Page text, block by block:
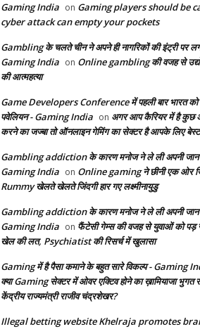
Gaming India on Gaming players should be
cyber attack can empty your pockets
Gambling के चलते चीन ने अपने ही नागरिकों की इंट्री पर
Gaming India on Online gambling की वजह से
की आत्महत्या
Game Developers Conference में पहली बार भारत को
पवेलियन - Gaming India on अगर आप कैरियर में है कुछ
करने का जज्बा तो ऑनलाइन गेमिंग का सेक्टर है आपके लिए
Gambling addiction के कारण मनोज ने ले ली अपनी
Gaming India on Online gaming ने छीनी एक ओर
Rummy खेलते खेलते जिंदगी हार गए लक्ष्मीनायुडु
Gambling addiction के कारण मनोज ने ले ली अपनी
Gaming India on फैंटेसी गेम्स की वजह से युवाओं को पड़
खेल की लत, Psychiatist की रिसर्च में खुलासा
Gaming में है पैसा कमाने के बहुत सारे विकल्प - Gaming
क्या Gaming सेक्टर में ओवर एक्टिव होने का ख़ामियाजा भुगत
केंद्रीय राज्यमंत्री राजीव चंद्रशेखर?
Illegal betting website Khelraja promotes